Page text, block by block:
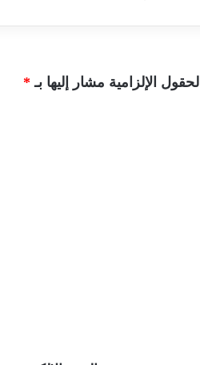
الحقول الإلزامية مشار إليها بـ *